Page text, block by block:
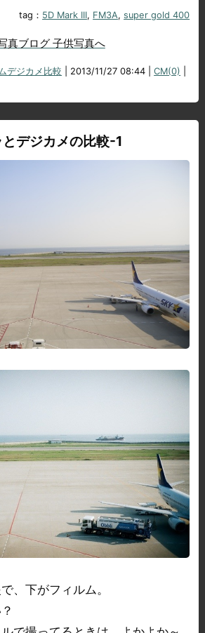
tag： 5D Mark III, FM3A,super gold 400
デジカメ比較 | 2013/11/27 08:44 |CM(0)
デジカメの比較-1
、下がフィルム。